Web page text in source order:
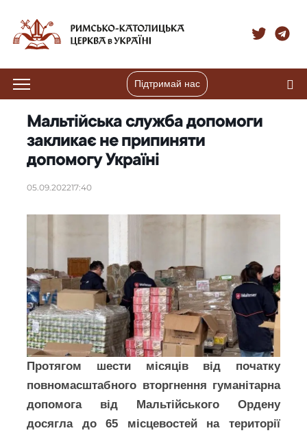
Підтримай нас
Мальтійська служба допомоги
закликає не припиняти
допомогу Україні
05.09.202217:40
Протягом шести місяців від початку
повномасштабного вторгнення гуманітарна
допомога від Мальтійського Ордену
досягла до 65 місцевостей на території